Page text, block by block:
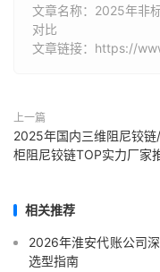
文章名称：2025年非
对比
文章链接：https://
上一篇
2025年国内三维阻尼铰链
柜阻尼铰链TOP实力厂家
相关推荐
2026年淮安代账公司
选型指南